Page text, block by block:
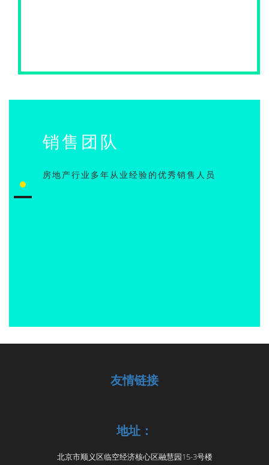
销售团队
房地产行业多年从业经验的优秀销售人员
友情链接
地址：
北京市顺义区临空经济核心区融慧园15-3号楼